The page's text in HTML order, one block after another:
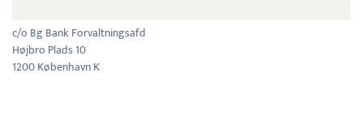
c/o Bg Bank Forvaltningsafd
Højbro Plads 10
1200 København K